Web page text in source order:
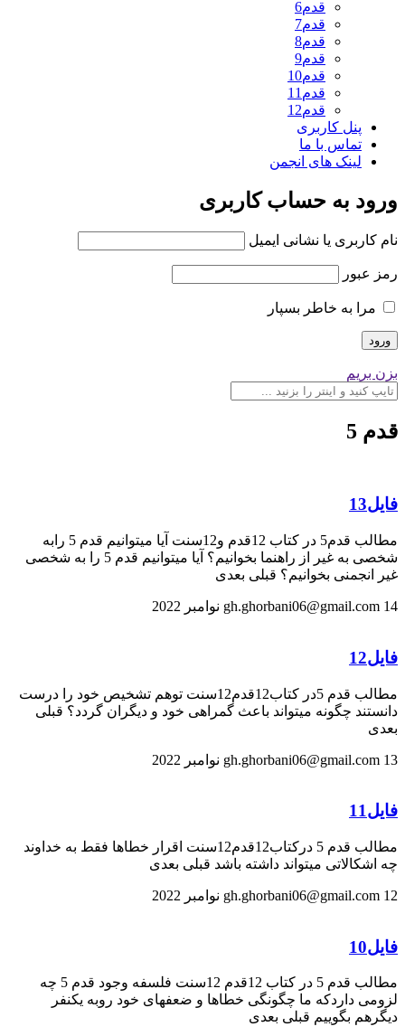
قدم6
قدم7
قدم8
قدم9
قدم10
قدم11
قدم12
پنل کاربری
تماس با ما
لینک های انجمن
ورود به حساب کاربری
نام کاربری یا نشانی ایمیل
رمز عبور
مرا به خاطر بسپار
بزن بریم
قدم 5
فایل13
مطالب قدم5 در کتاب 12قدم و12سنت آیا میتوانیم قدم 5 رابه
شخصی به غیر از راهنما بخوانیم؟ آیا میتوانیم قدم 5 را به شخصی
غیر انجمنی بخوانیم؟ قبلی بعدی
gh.ghorbani06@gmail.com 14 نوامبر 2022
فایل12
مطالب قدم 5در کتاب12قدم12سنت توهم تشخیص خود را درست
دانستند چگونه میتواند باعث گمراهی خود و دیگران گردد؟ قبلی
بعدی
gh.ghorbani06@gmail.com 13 نوامبر 2022
فایل11
مطالب قدم 5 درکتاب12قدم12سنت اقرار خطاها فقط به خداوند
چه اشکالاتی میتواند داشته باشد قبلی بعدی
gh.ghorbani06@gmail.com 12 نوامبر 2022
فایل10
مطالب قدم 5 در کتاب 12قدم 12سنت فلسفه وجود قدم 5 چه
لزومی داردکه ما چگونگی خطاها و ضعفهای خود روبه یکنفر
دیگرهم بگوییم قبلی بعدی